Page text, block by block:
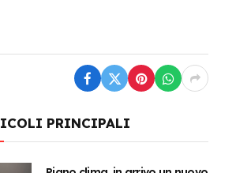
PRINCIPALI